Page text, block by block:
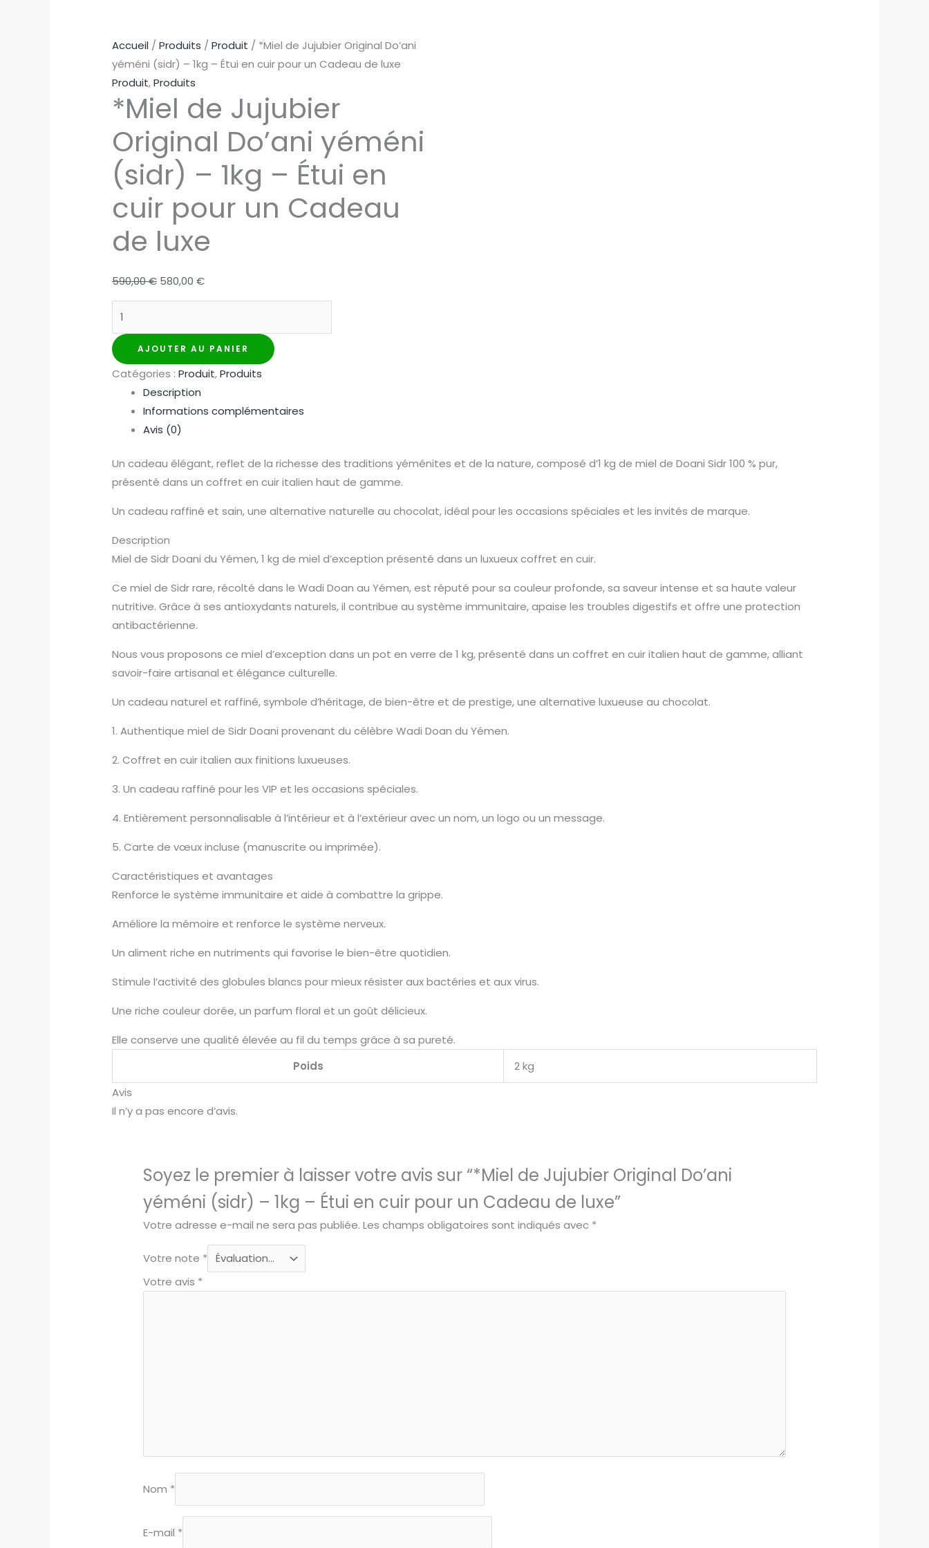
Accueil / Produits / Produit / *Miel de Jujubier Original Do’ani
yéméni (sidr) – 1kg – Étui en cuir pour un Cadeau de luxe
Produit,Produits
*Miel de Jujubier
Original Do’ani yéméni
(sidr) – 1kg – Étui en
cuir pour un Cadeau
de luxe
590,00€ Le
prix
était :
590,00 €.
580,00 €Le
prix
est :
580,00 €.
*Miel
de
Jujubier
(sidr)
–
–
en
pour
un
Cadeau
AJOUTER AU PANIER
Catégories : Produit,Produits
Description
Informations complémentaires
Avis (0)
Un cadeau élégant, reflet de la richesse des traditions yéménites et de la nature, composé d’1 kg de miel de Doani Sidr 100 % pur,
présenté dans un coffret en cuir italien haut de gamme.
Un cadeau raffiné et sain, une alternative naturelle au chocolat, idéal pour les occasions spéciales et les invités de marque.
Description
Miel de Sidr Doani du Yémen, 1 kg de miel d’exception présenté dans un luxueux coffret en cuir.
Ce miel de Sidr rare, récolté dans le Wadi Doan au Yémen, est réputé pour sa couleur profonde, sa saveur intense et sa haute valeur
nutritive. Grâce à ses antioxydants naturels, il contribue au système immunitaire, apaise les troubles digestifs et offre une protection
antibactérienne.
Nous vous proposons ce miel d’exception dans un pot en verre de 1 kg, présenté dans un coffret en cuir italien haut de gamme, alliant
savoir-faire artisanal et élégance culturelle.
Un cadeau naturel et raffiné, symbole d’héritage, de bien-être et de prestige, une alternative luxueuse au chocolat.
1. Authentique miel de Sidr Doani provenant du célèbre Wadi Doan du Yémen.
2. Coffret en cuir italien aux finitions luxueuses.
3. Un cadeau raffiné pour les VIP et les occasions spéciales.
4. Entièrement personnalisable à l’intérieur et à l’extérieur avec un nom, un logo ou un message.
5. Carte de vœux incluse (manuscrite ou imprimée).
Caractéristiques et avantages
Renforce le système immunitaire et aide à combattre la grippe.
Améliore la mémoire et renforce le système nerveux.
Un aliment riche en nutriments qui favorise le bien-être quotidien.
Stimule l’activité des globules blancs pour mieux résister aux bactéries et aux virus.
Une riche couleur dorée, un parfum floral et un goût délicieux.
Elle conserve une qualité élevée au fil du temps grâce à sa pureté.
Poids
2 kg
Avis
Il n’y a pas encore d’avis.
Soyez le premier à laisser votre avis sur “*Miel de Jujubier Original Do’ani
yéméni (sidr) – 1kg – Étui en cuir pour un Cadeau de luxe”
Votre adresse e-mail ne sera pas publiée. Les champs obligatoires sont indiqués avec *
Votre note *
Votre avis *
Nom *
E-mail *